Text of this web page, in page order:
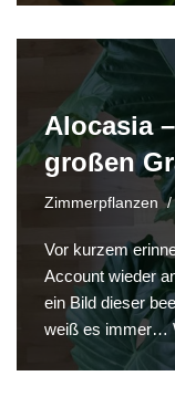
Alocasia
großen
Zimmerpflanzen
Vor kurzem
Account wieder
ein Bild dieser
weiß es immer…